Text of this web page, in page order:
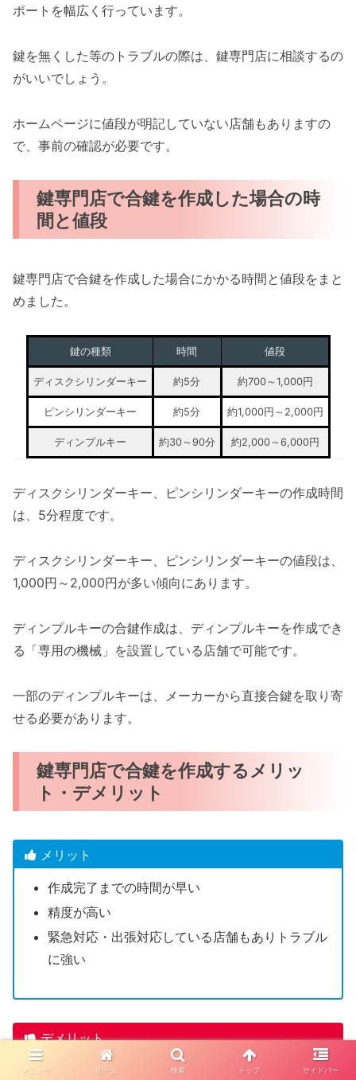
ポートを幅広く行っています。
鍵を無くした等のトラブルの際は、鍵専門店に相談するの
がいいでしょう。
ホームページに値段が明記していない店舗もありますの
で、事前の確認が必要です。
鍵専門店で合鍵を作成した場合の時
間と値段
鍵専門店で合鍵を作成した場合にかかる時間と値段をまと
めました。
鍵の種類 時間 値段
ディスクシリンダーキー 約5分 約700～1,000円
ピンシリンダーキー 約5分 約1,000円～2,000円
ディンプルキー 約30～90分 約2,000～6,000円
ディスクシリンダーキー、ピンシリンダーキーの作成時間
は、5分程度です。
ディスクシリンダーキー、ピンシリンダーキーの値段は、
1,000円～2,000円が多い傾向にあります。
ディンプルキーの合鍵作成は、ディンプルキーを作成でき
る「専用の機械」を設置している店舗で可能です。
一部のディンプルキーは、メーカーから直接合鍵を取り寄
せる必要があります。
鍵専門店で合鍵を作成するメリッ
ト・デメリット
メリット
作成完了までの時間が早い
精度が高い
緊急対応・出張対応している店舗もありトラブル
に強い
デメリット
一部のディンプルキーは店舗で合鍵作成できない
メニュー ホーム 検索 トップ サイドバー